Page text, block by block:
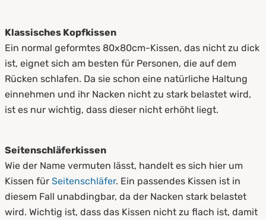
Klassisches Kopfkissen
Ein normal geformtes 80x80cm-Kissen, das nicht zu dick
ist, eignet sich am besten für Personen, die auf dem
Rücken schlafen. Da sie schon eine natürliche Haltung
einnehmen und ihr Nacken nicht zu stark belastet wird,
ist es nur wichtig, dass dieser nicht erhöht liegt.
Seitenschläferkissen
Wie der Name vermuten lässt, handelt es sich hier um
Kissen für Seitenschläfer. Ein passendes Kissen ist in
diesem Fall unabdingbar, da der Nacken stark belastet
wird. Wichtig ist, dass das Kissen nicht zu flach ist, damit